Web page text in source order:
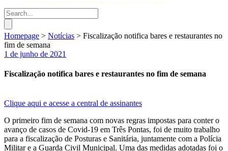
Homepage > Notícias > Fiscalização notifica bares e restaurantes no
fim de semana
1 de junho de 2021
Fiscalização notifica bares e restaurantes no fim de semana
Clique aqui e acesse a central de assinantes
O primeiro fim de semana com novas regras impostas para conter o
avanço de casos de Covid-19 em Três Pontas, foi de muito trabalho
para a fiscalização de Posturas e Sanitária, juntamente com a Polícia
Militar e a Guarda Civil Municipal. Uma das medidas adotadas foi o